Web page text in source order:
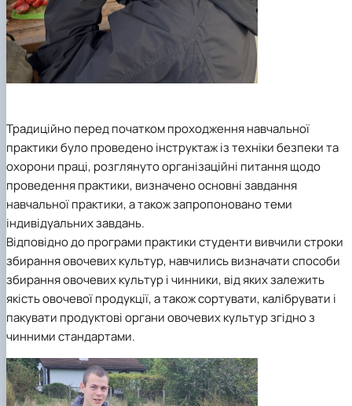
Традиційно перед початком проходження навчальної
практики було проведено інструктаж із техніки безпеки та
охорони праці, розглянуто організаційні питання щодо
проведення практики, визначено основні завдання
навчальної практики, а також запропоновано теми
індивідуальних завдань.
Відповідно до програми практики студенти вивчили строки
збирання овочевих культур, навчились визначати способи
збирання овочевих культур і чинники, від яких залежить
якість овочевої продукції, а також сортувати, калібрувати і
пакувати продуктові органи овочевих культур згідно з
чинними стандартами.